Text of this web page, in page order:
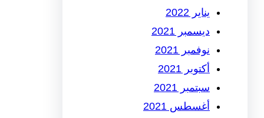
يناير 2022
ديسمبر 2021
نوفمبر 2021
أكتوبر 2021
سبتمبر 2021
أغسطس 2021